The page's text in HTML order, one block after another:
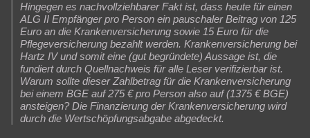
Hingegen es nachvollziehbarer Fakt ist, dass heute für einen
ALG II Empfänger pro Person ein pauschaler Beitrag von 125
Euro an die Krankenversicherung sowie 15 Euro für die
Pflegeversicherung bezahlt werden. Krankenversicherung bei
Hartz IV und somit eine (gut begründete) Aussage ist, die
fundiert durch Quellnachweis für alle Leser verifizierbar ist.
Warum sollte dieser Zahlbetrag für die Krankenversicherung
bei einem BGE auf 275 € pro Person also auf (1375 € BGE)
ansteigen? Die Finanzierung der Krankenversicherung wird
durch die Wertschöpfungsabgabe abgedeckt.